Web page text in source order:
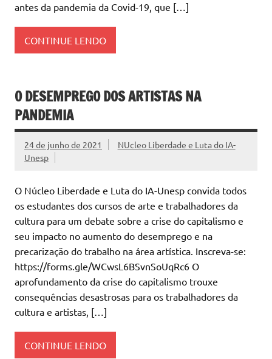
antes da pandemia da Covid-19, que […]
CONTINUE LENDO
O DESEMPREGO DOS ARTISTAS NA
PANDEMIA
24 de junho de 2021
NUcleo Liberdade e Luta do IA-
Unesp
O Núcleo Liberdade e Luta do IA-Unesp convida todos
os estudantes dos cursos de arte e trabalhadores da
cultura para um debate sobre a crise do capitalismo e
seu impacto no aumento do desemprego e na
precarização do trabalho na área artística. Inscreva-se:
https://forms.gle/WCwsL6BSvnSoUqRc6 O
aprofundamento da crise do capitalismo trouxe
consequências desastrosas para os trabalhadores da
cultura e artistas, […]
CONTINUE LENDO